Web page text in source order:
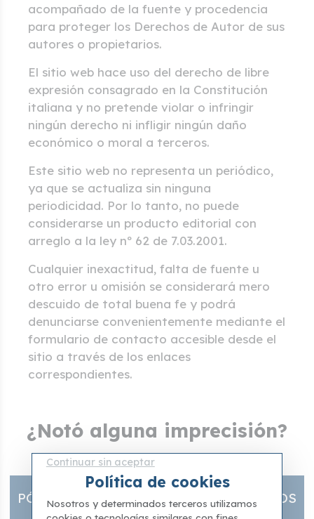
acompañado de la fuente y procedencia
para proteger los Derechos de Autor de sus
autores o propietarios.
El sitio web hace uso del derecho de libre
expresión consagrado en la Constitución
italiana y no pretende violar o infringir
ningún derecho ni infligir ningún daño
económico o moral a terceros.
Este sitio web no representa un periódico,
ya que se actualiza sin ninguna
periodicidad. Por lo tanto, no puede
considerarse un producto editorial con
arreglo a la ley nº 62 de 7.03.2001.
Cualquier inexactitud, falta de fuente u
otro error u omisión se considerará mero
descuido de total buena fe y podrá
denunciarse convenientemente mediante el
formulario de contacto accesible desde el
sitio a través de los enlaces
correspondientes.
¿Notó alguna imprecisión?
Díganoslo y haremos todo lo posible
PÓNGASE EN CONTACTO CON NOSOTROS
Continuar sin aceptar
Política de cookies
Nosotros y determinados terceros utilizamos